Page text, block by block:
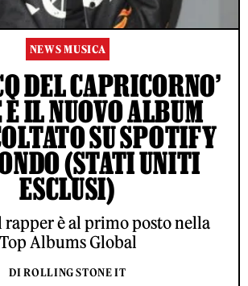
NEWS MUSICA
DEL CAPRICORNO’
È IL NUOVO ALBUM
SU SPOTIFY
(STATI UNITI
ESCLUSI)
rapper è al primo posto nella
Top Albums Global
DI ROLLING STONE IT